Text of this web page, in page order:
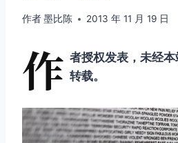
作者墨比陈 2013 年 11 月 19 日
作 者授权发表，未经
转载。